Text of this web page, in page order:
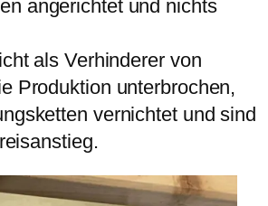
angerichtet und nichts
als Verhinderer von
Produktion unterbrochen,
vernichtet und sind